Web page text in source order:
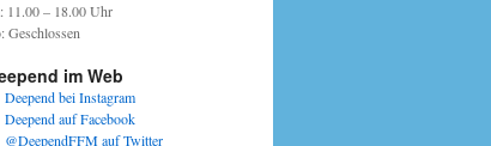
11.00 – 18.00 Uhr
Geschlossen
im Web
Deepend bei Instagram
Deepend auf Facebook
@DeependFFM auf Twitter